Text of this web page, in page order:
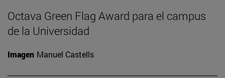
Octava Green Flag Award para el campus
de la Universidad
Imagen Manuel Castells